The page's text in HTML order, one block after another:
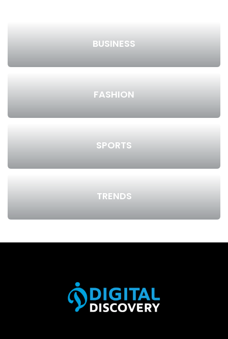
BUSINESS
FASHION
SPORTS
TRENDS